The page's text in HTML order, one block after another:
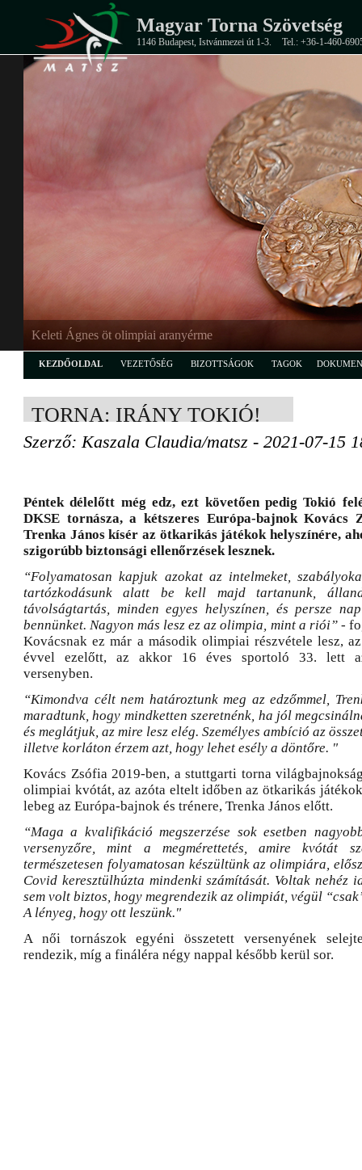
Magyar Torna Szövetség
1146 Budapest, Istvánmezei út 1-3. Tel.: +36-1-460-
Keleti Ágnes öt olimpiai aranyérme
KEZDŐOLDAL VEZETŐSÉG BIZOTTSÁGOK TAGOK
TORNA: IRÁNY TOKIÓ!
Szerző: Kaszala Claudia/matsz - 2021-07-15
Péntek délelőtt még edz, ezt követően pedig Tokió
DKSE tornásza, a kétszeres Európa-bajnok Kovács
Trenka János kísér az ötkarikás játékok helyszínére,
szigorúbb biztonsági ellenőrzések lesznek.
“Folyamatosan kapjuk azokat az intelmeket,
tartózkodásunk alatt be kell majd tartanunk,
távolságtartás, minden egyes helyszínen, és persze
bennünket. Nagyon más lesz ez az olimpia, mint a riói”-
Kovácsnak ez már a második olimpiai részvétele lesz,
évvel ezelőtt, az akkor 16 éves sportoló 33. lett
versenyben.
“Kimondva célt nem határoztunk meg az edzőmmel,
maradtunk, hogy mindketten szeretnénk, ha jól
és meglátjuk, az mire lesz elég. Személyes ambíció az
illetve korláton érzem azt, hogy lehet esély a döntőre. "
Kovács Zsófia 2019-ben, a stuttgarti torna
olimpiai kvótát, az azóta eltelt időben az ötkarikás
lebeg az Európa-bajnok és trénere, Trenka János előtt.
“Maga a kvalifikáció megszerzése sok esetben
versenyzőre, mint a megmérettetés, amire kvótát
természetesen folyamatosan készültünk az olimpiára,
Covid keresztülhúzta mindenki számítását. Voltak nehéz
sem volt biztos, hogy megrendezik az olimpiát, végül
A lényeg, hogy ott leszünk."
A női tornászok egyéni összetett versenyének
rendezik, míg a fináléra négy nappal később kerül sor.